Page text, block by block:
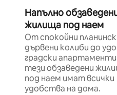
Напълно
жилища под наем
От спокойни
дървени колиби до
градски апартаменти
тези обзаведени
под наем имат всички
удобства на дома.